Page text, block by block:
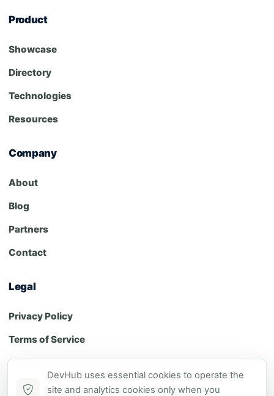
Product
Showcase
Directory
Technologies
Resources
Company
About
Blog
Partners
Contact
Legal
Privacy Policy
Terms of Service
Cookie Policy
DevHub uses essential cookies to operate the
site and analytics cookies only when you